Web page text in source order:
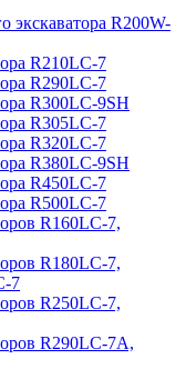
экскаватора R200W-
R210LC-7
R290LC-7
R300LC-9SH
R305LC-7
R320LC-7
R380LC-9SH
R450LC-7
R500LC-7
R160LC-7,
R180LC-7,
7
R250LC-7,
R290LC-7A,